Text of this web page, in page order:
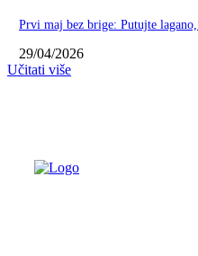
Prvi maj bez brige: Putujte
29/04/2026
Učitati više